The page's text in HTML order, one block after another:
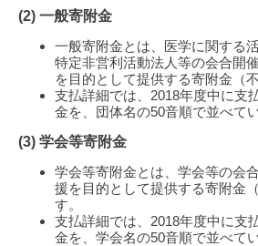
(2) 一般寄附金
一般寄附金とは、医学に関する
特定非営利活動法人等の会合開
を目的として提供する寄附金（
支払詳細では、2018年度中に支
金を、団体名の50音順で並べてい
(3) 学会等寄附金
学会等寄附金とは、学会等の会
援を目的として提供する寄附金
す。
支払詳細では、2018年度中に支
金を、学会名の50音順で並べてい